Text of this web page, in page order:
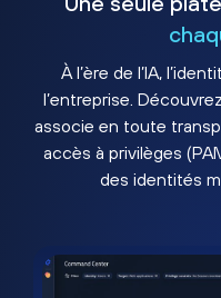
À l’ère de l’IA,
l’entreprise.
associe en toute
accès à privilèges
des identités